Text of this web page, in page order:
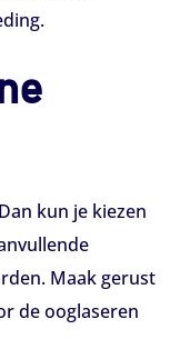
kun je kiezen
Maak gerust
de ooglaseren